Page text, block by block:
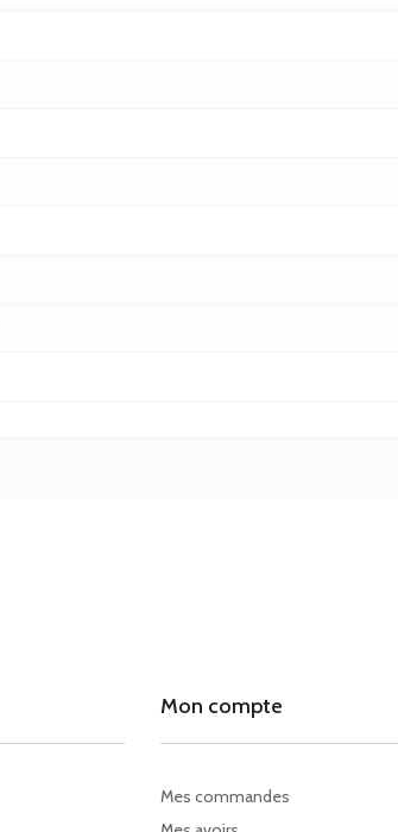
Mon compte
Mes commandes